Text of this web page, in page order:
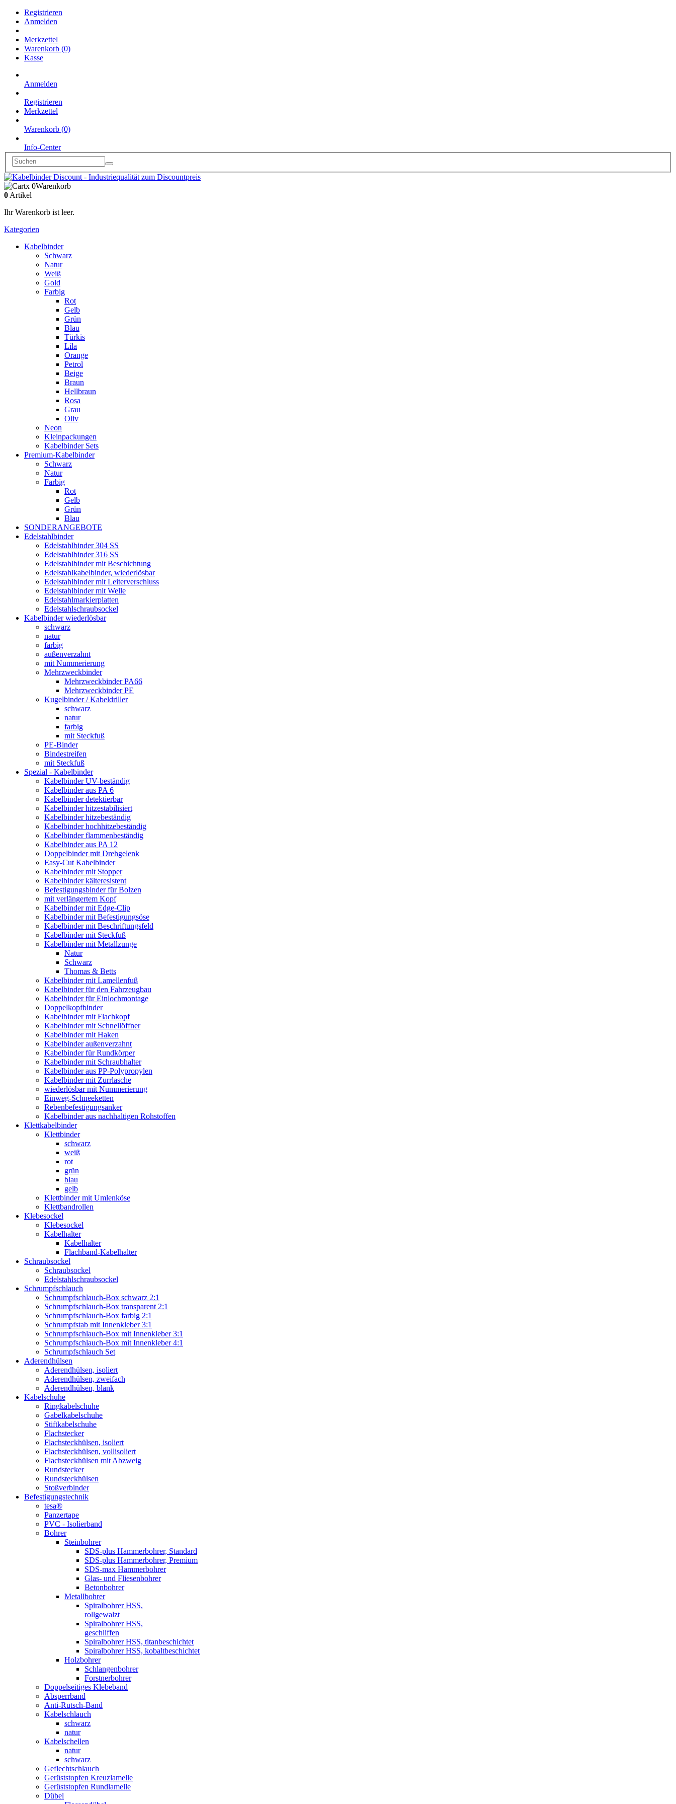
Registrieren
Anmelden
Merkzettel
Warenkorb (0)
Kasse
Anmelden
Registrieren
Merkzettel
Warenkorb (0)
Info-Center
x 0Warenkorb
0 Artikel
Ihr Warenkorb ist leer.
Kategorien
Kabelbinder
Schwarz
Natur
Weiß
Gold
Farbig
Rot
Gelb
Grün
Blau
Türkis
Lila
Orange
Petrol
Beige
Braun
Hellbraun
Rosa
Grau
Oliv
Neon
Kleinpackungen
Kabelbinder Sets
Premium-Kabelbinder
Schwarz
Natur
Farbig
Rot
Gelb
Grün
Blau
SONDERANGEBOTE
Edelstahlbinder
Edelstahlbinder 304 SS
Edelstahlbinder 316 SS
Edelstahlbinder mit Beschichtung
Edelstahlkabelbinder, wiederlösbar
Edelstahlbinder mit Leiterverschluss
Edelstahlbinder mit Welle
Edelstahlmarkierplatten
Edelstahlschraubsockel
Kabelbinder wiederlösbar
schwarz
natur
farbig
außenverzahnt
mit Nummerierung
Mehrzweckbinder
Mehrzweckbinder PA66
Mehrzweckbinder PE
Kugelbinder / Kabeldriller
schwarz
natur
farbig
mit Steckfuß
PE-Binder
Bindestreifen
mit Steckfuß
Spezial - Kabelbinder
Kabelbinder UV-beständig
Kabelbinder aus PA 6
Kabelbinder detektierbar
Kabelbinder hitzestabilisiert
Kabelbinder hitzebeständig
Kabelbinder hochhitzebeständig
Kabelbinder flammenbeständig
Kabelbinder aus PA 12
Doppelbinder mit Drehgelenk
Easy-Cut Kabelbinder
Kabelbinder mit Stopper
Kabelbinder kälteresistent
Befestigungsbinder für Bolzen
mit verlängertem Kopf
Kabelbinder mit Edge-Clip
Kabelbinder mit Befestigungsöse
Kabelbinder mit Beschriftungsfeld
Kabelbinder mit Steckfuß
Kabelbinder mit Metallzunge
Natur
Schwarz
Thomas & Betts
Kabelbinder mit Lamellenfuß
Kabelbinder für den Fahrzeugbau
Kabelbinder für Einlochmontage
Doppelkopfbinder
Kabelbinder mit Flachkopf
Kabelbinder mit Schnellöffner
Kabelbinder mit Haken
Kabelbinder außenverzahnt
Kabelbinder für Rundkörper
Kabelbinder mit Schraubhalter
Kabelbinder aus PP-Polypropylen
Kabelbinder mit Zurrlasche
wiederlösbar mit Nummerierung
Einweg-Schneeketten
Rebenbefestigungsanker
Kabelbinder aus nachhaltigen Rohstoffen
Klettkabelbinder
Klettbinder
schwarz
weiß
rot
grün
blau
gelb
Klettbinder mit Umlenköse
Klettbandrollen
Klebesockel
Klebesockel
Kabelhalter
Kabelhalter
Flachband-Kabelhalter
Schraubsockel
Schraubsockel
Edelstahlschraubsockel
Schrumpfschlauch
Schrumpfschlauch-Box schwarz 2:1
Schrumpfschlauch-Box transparent 2:1
Schrumpfschlauch-Box farbig 2:1
Schrumpfstab mit Innenkleber 3:1
Schrumpfschlauch-Box mit Innenkleber 3:1
Schrumpfschlauch-Box mit Innenkleber 4:1
Schrumpfschlauch Set
Aderendhülsen
Aderendhülsen, isoliert
Aderendhülsen, zweifach
Aderendhülsen, blank
Kabelschuhe
Ringkabelschuhe
Gabelkabelschuhe
Stiftkabelschuhe
Flachstecker
Flachsteckhülsen, isoliert
Flachsteckhülsen, vollisoliert
Flachsteckhülsen mit Abzweig
Rundstecker
Rundsteckhülsen
Stoßverbinder
Befestigungstechnik
tesa®
Panzertape
PVC - Isolierband
Bohrer
Steinbohrer
SDS-plus Hammerbohrer, Standard
SDS-plus Hammerbohrer, Premium
SDS-max Hammerbohrer
Glas- und Fliesenbohrer
Betonbohrer
Metallbohrer
Spiralbohrer HSS,
rollgewalzt
Spiralbohrer HSS,
geschliffen
Spiralbohrer HSS, titanbeschichtet
Spiralbohrer HSS, kobaltbeschichtet
Holzbohrer
Schlangenbohrer
Forstnerbohrer
Doppelseitiges Klebeband
Absperrband
Anti-Rutsch-Band
Kabelschlauch
schwarz
natur
Kabelschellen
natur
schwarz
Geflechtschlauch
Gerüststopfen Kreuzlamelle
Gerüststopfen Rundlamelle
Dübel